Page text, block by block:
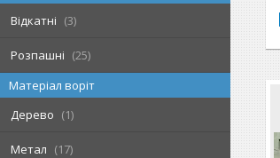
Відкатні
3
Розпашні
25
Матеріал воріт
Дерево
1
Метал 17